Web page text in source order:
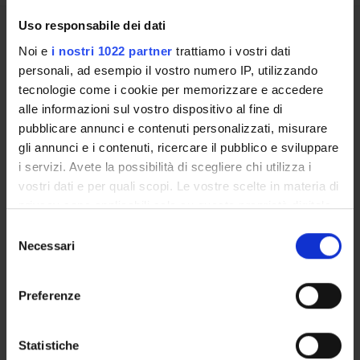
Uso responsabile dei dati
Noi e i nostri 1022 partner trattiamo i vostri dati
personali, ad esempio il vostro numero IP, utilizzando
tecnologie come i cookie per memorizzare e accedere
alle informazioni sul vostro dispositivo al fine di
pubblicare annunci e contenuti personalizzati, misurare
gli annunci e i contenuti, ricercare il pubblico e sviluppare
i servizi. Avete la possibilità di scegliere chi utilizza i
vostri dati e per quali scopi. Le vostre scelte in materia di
privacy sono applicabili solo su questa proprietà digitale
modificare o revocare il proprio consenso in qualsiasi
momento dalla Dichiarazione sui cookie o facendo clic
raccogliere informazioni sulla tua posizione
delNecessari
Preferenze
Statistiche
Overview
Enrolment Policy
Courses
Academic Calendar
Lesson timetable
Exam calendar
Notices
Faculty staff
STUDYING